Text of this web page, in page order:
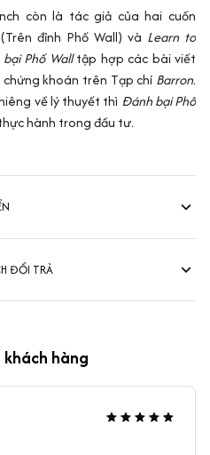
còn là tác giả của hai cuốn
đỉnh Phố Wall) và Learn to
Phố Walltập hợp các bài viết
khoán trên Tạp chí Barron.
về lý thuyết thì Đánh bại Phố
hành trong đầu tư.
ĐỔI TRẢ
hàng